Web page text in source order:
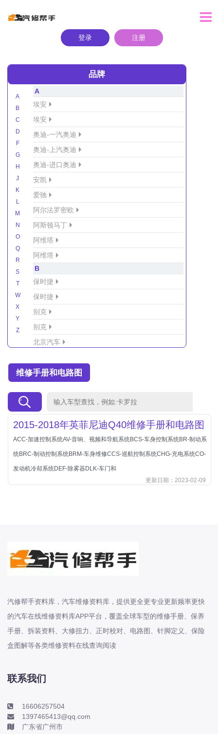
登录 注册
品牌
A
B
C
D
F
G
H
J
K
L
M
N
O
Q
R
S
T
W
X
Y
Z
A
埃安
埃安
奥迪-一汽奥迪
奥迪-上汽奥迪
奥迪-进口奥迪
安凯
爱驰
阿尔法罗密欧
阿斯顿马丁
阿维塔
阿维塔
B
保时捷
保时捷
别克
别克
北京汽车
北京越野车
北汽制造
宝马
宝骏
宾利
本田
本田-东风本田
本田-广州本田
标致
标致-进口
比亚迪
维修手册和电路图
2015-2018年英菲尼迪Q40维修手册和电路图
ACC-加速控制系统AV-音响、视频和导航系统BCS-车身控制系统BR-制动系
统BRC-制动控制系统BRM-车身维修CCS-巡航控制系统CHG-充电系统CO-
发动机冷却系统DEF-除雾器DLK-车门和
更新日期：2023-02-09
汽修帮手资料库，汽车维修资料库，提供更全更专业更新频率更快
的汽车在线维修资料库APP平台，覆盖全球车型的维修手册、保养
手册、拆装资料、大修扭力、正时校对、电路图、针脚定义、保险
盒图解等各类维修资料在线查询阅读
联系我们
16606257504
1397465413@qq.com
广东省广州市